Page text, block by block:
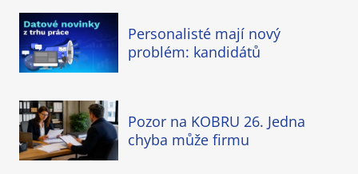
Personalisté mají nový
problém: kandidátů
Pozor na KOBRU 26. Jedna
chyba může firmu